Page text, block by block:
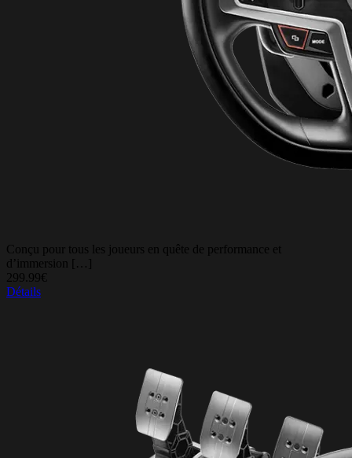
Conçu pour tous les joueurs en quête de performance et
d’immersion […]
299.99€
Détails